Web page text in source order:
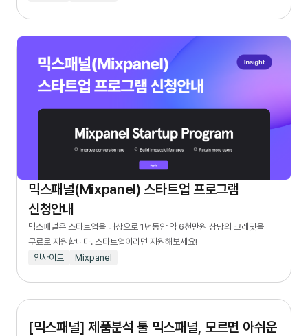
믹스패널(Mixpanel) 스타트업 프로그램
신청안내
믹스패널은 스타트업을 대상으로 1년동안 약 6천만원 상당의 크레딧을
무료로 지원합니다. 스타트업이라면 지원해보세요!
인사이트
Mixpanel
[믹스패널] 제품분석 툴 믹스패널, 모르면 아쉬운